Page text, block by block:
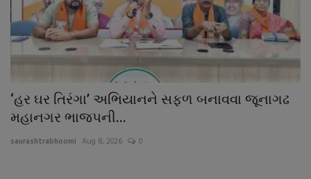
‘હર ઘર તિરંગા’ અભિયાનને સફળ બનાવવા જૂનાગઢ
મહાનગર ભાજપની...
saurashtrabhoomi Aug 8, 2026 0